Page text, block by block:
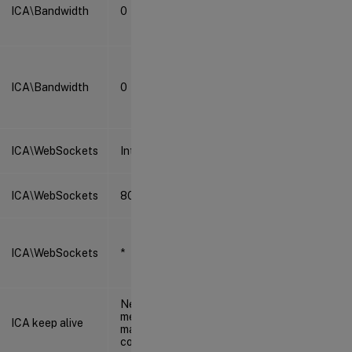
ICA\Bandwidth 0
ICA\Bandwidth 0
ICA\WebSockets Interdit
ICA\WebSockets 8008
ICA\WebSockets *
ICA keep alive
Ne pas envoyer de
messages de
maintien de
connexion ICA (0)